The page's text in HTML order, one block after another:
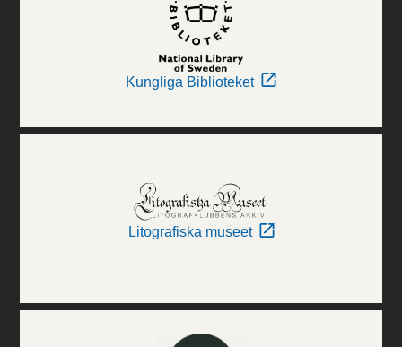
Kungliga Biblioteket
Litografiska museet